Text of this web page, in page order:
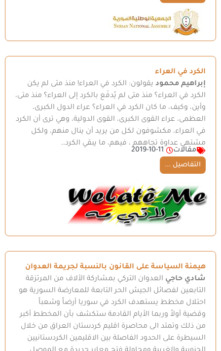
الكرد في العراء
إبراهيم محمود يقولون: الكرد في العراء! منذ متى لم يكن
الكرد في العراء؟ منذ متى لم يُدفَع بالكرد إلى العراء؟ منذ متى،
وأين، وكيف، ما كان الكرد في العراء؟ عراء الدول الكبرى،
العظمى، عراء القوى الكبرى، القوى الدولية، وهي ترى أن الكرد
في العراء، مكشوفون لكل من يريد أن ينال منهم، ولكل
مشتهي عداوة تجاههم ، فيهم، ما يبقي الكرد…
مقالات
2019-10-11
التفاصيل ...
هيمنة السياسة على القانون بالنسبة لجريمة العدوان
شادي حاجي العدوان التركي بمشاركة الألاف من المرتزقة
التابعين لفصائل الجيش الحر التابعة للمعارضة السورية هو
احتلال مخطط يستهدف الكرد في سوريا أرضاً وشعباً
وقضية أولاً وربما الأيام القادمة ستكشف بأن المخطط أكبر
من ذلك وتمتد الى محاصرة اقليم كردستان العراق من خلال
السيطرة على الحدود الفاصلة بين الاقليمين الكردستانيين